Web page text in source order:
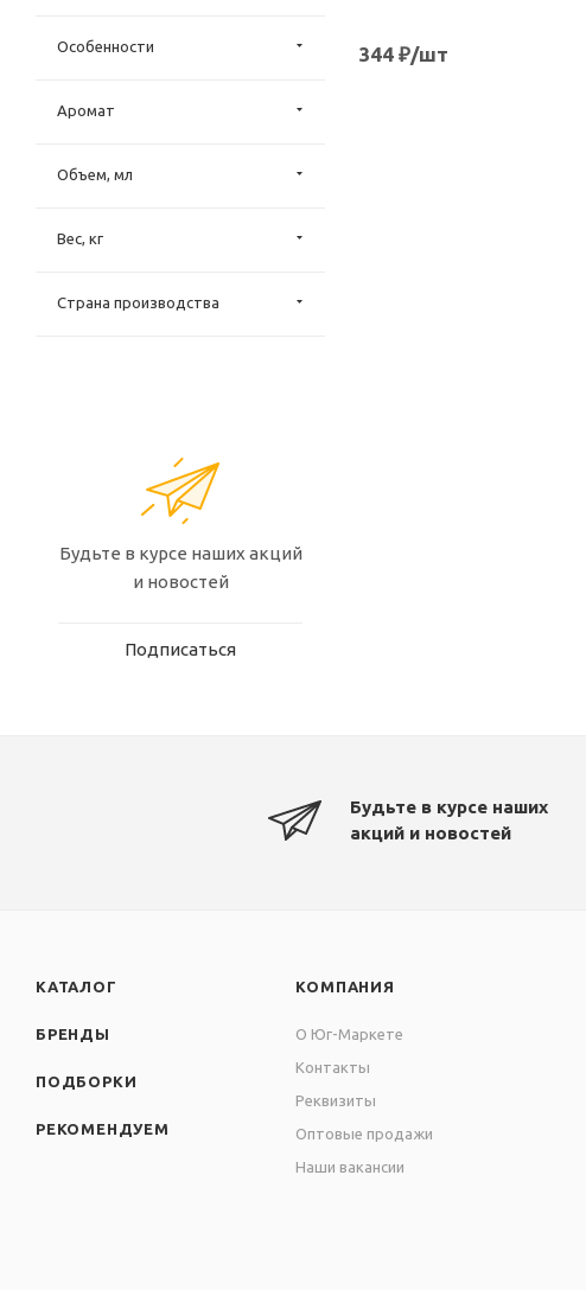
344 ₽/шт
Особенности
Аромат
Объем, мл
Вес, кг
Страна производства
Будьте в курсе наших акций
и новостей
Подписаться
Будьте в курсе наших
акций и новостей
КАТАЛОГ
БРЕНДЫ
ПОДБОРКИ
РЕКОМЕНДУЕМ
КОМПАНИЯ
О Юг-Маркете
Контакты
Реквизиты
Оптовые продажи
Наши вакансии